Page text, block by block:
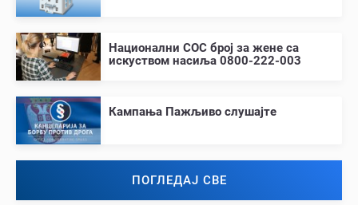
Национални СОС број за жене са
искуством насиља 0800-222-003
Кампања Пажљиво слушајте
ПОГЛЕДАЈ СВЕ